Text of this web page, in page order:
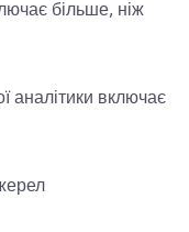
більше, ніж
аналітики включає